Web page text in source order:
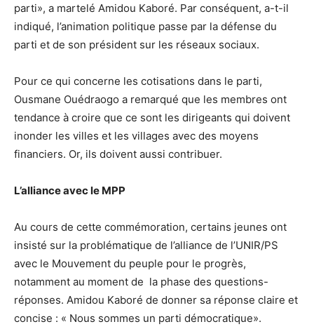
parti», a martelé Amidou Kaboré. Par conséquent, a-t-il
indiqué, l’animation politique passe par la défense du
parti et de son président sur les réseaux sociaux.
Pour ce qui concerne les cotisations dans le parti,
Ousmane Ouédraogo a remarqué que les membres ont
tendance à croire que ce sont les dirigeants qui doivent
inonder les villes et les villages avec des moyens
financiers. Or, ils doivent aussi contribuer.
L’alliance avec le MPP
Au cours de cette commémoration, certains jeunes ont
insisté sur la problématique de l’alliance de l’UNIR/PS
avec le Mouvement du peuple pour le progrès,
notamment au moment de la phase des questions-
réponses. Amidou Kaboré de donner sa réponse claire et
concise : « Nous sommes un parti démocratique».